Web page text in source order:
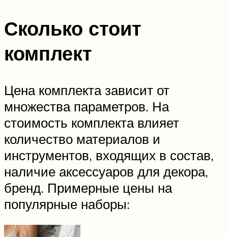
Сколько стоит
комплект
Цена комплекта зависит от
множества параметров. На
стоимость комплекта влияет
количество материалов и
инструментов, входящих в состав,
наличие аксессуаров для декора,
бренд. Примерные цены на
популярные наборы: